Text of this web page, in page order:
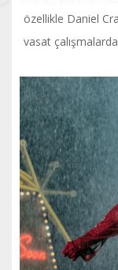
özellikle Daniel
vasat